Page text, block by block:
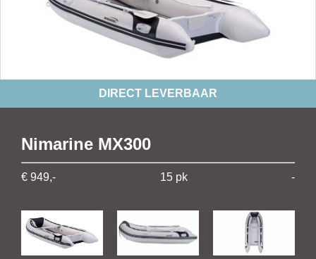
DIRECT LEVERBAAR
Nimarine MX300
€ 949,- 15 pk -